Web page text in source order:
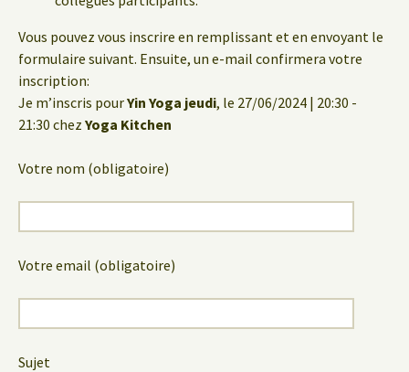
Vous pouvez vous inscrire en remplissant et en envoyant le
formulaire suivant. Ensuite, un e-mail confirmera votre
inscription:
Je m’inscris pourYin Yoga jeudi, le 27/06/2024 | 20:30 -
21:30 chez Yoga Kitchen
Votre nom (obligatoire)
Votre email (obligatoire)
Sujet